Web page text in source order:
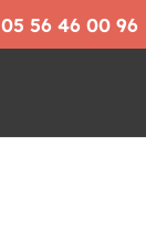
05 56 46 00 96